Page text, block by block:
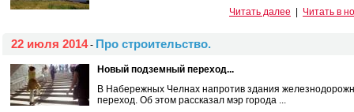
Читать далее
Читать в
22 июля 2014- Про строительство.
Новый подземный переход...
В Набережных Челнах напротив здания
переход. Об этом рассказал мэр города ...